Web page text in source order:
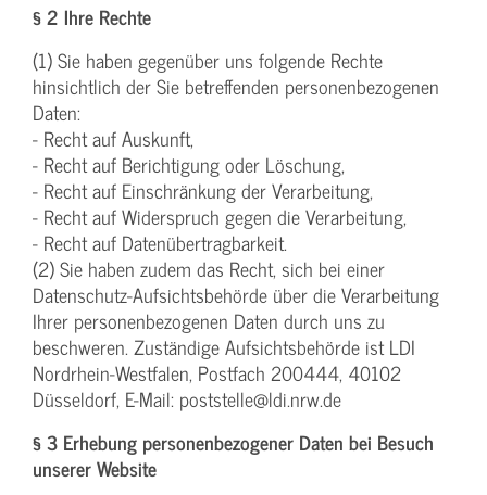
§ 2 Ihre Rechte
(1) Sie haben gegenüber uns folgende Rechte
hinsichtlich der Sie betreffenden personenbezogenen
Daten:
- Recht auf Auskunft,
- Recht auf Berichtigung oder Löschung,
- Recht auf Einschränkung der Verarbeitung,
- Recht auf Widerspruch gegen die Verarbeitung,
- Recht auf Datenübertragbarkeit.
(2) Sie haben zudem das Recht, sich bei einer
Datenschutz-Aufsichtsbehörde über die Verarbeitung
Ihrer personenbezogenen Daten durch uns zu
beschweren. Zuständige Aufsichtsbehörde ist LDI
Nordrhein-Westfalen, Postfach 200444, 40102
Düsseldorf, E-Mail: poststelle@ldi.nrw.de
§ 3 Erhebung personenbezogener Daten bei Besuch
unserer Website